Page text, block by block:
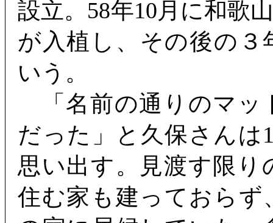
設立。58年10月に和歌
が入植し、その後の３
いう。
「名前の通りのマッ
だった」と久保さんは
思い出す。見渡す限り
住む家も建っておらず